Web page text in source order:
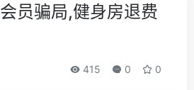
员骗局,健身房退费
415 0 0